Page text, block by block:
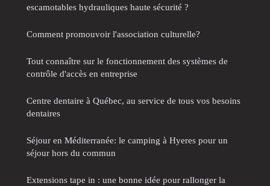
escamotables hydrauliques haute sécurité ?
Comment promouvoir l'association culturelle?
Tout connaître sur le fonctionnement des systèmes de
contrôle d'accès en entreprise
Centre dentaire à Québec, au service de tous vos besoins
dentaires
Séjour en Méditerranée: le camping à Hyeres pour un
séjour hors du commun
Extensions tape in : une bonne idée pour rallonger la